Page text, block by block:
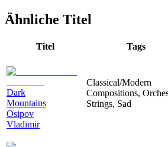
Ähnliche Titel
Titel Tags
Dark
Mountains
Osipov
Vladimir
Classical/Modern
Compositions,
Strings, Sad